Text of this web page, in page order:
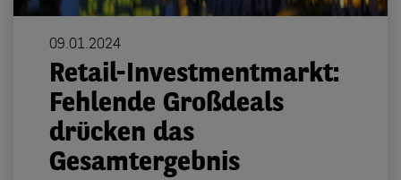
09.01.2024
Retail-Investmentmarkt:
Fehlende Großdeals
drücken das
Gesamtergebnis